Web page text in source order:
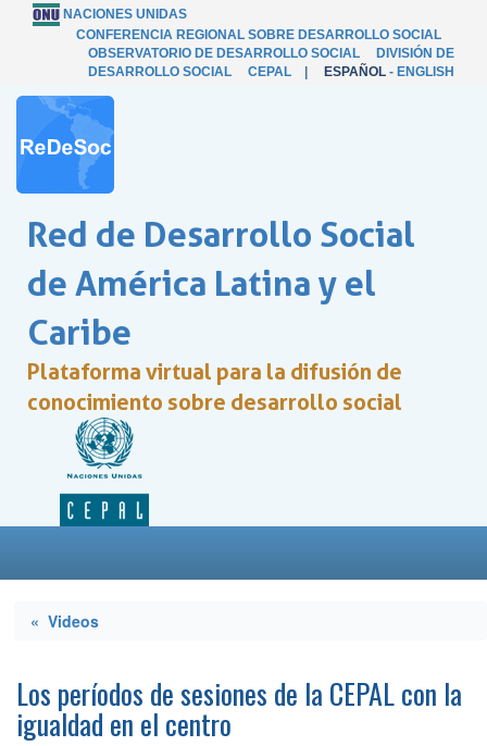
NACIONES UNIDAS
CONFERENCIA REGIONAL SOBRE DESARROLLO SOCIAL
OBSERVATORIO DE DESARROLLO SOCIAL
DIVISIÓN DE
DESARROLLO SOCIAL
CEPAL ESPAÑOL - ENGLISH
Red de Desarrollo Social
de América Latina y el
Caribe
Plataforma virtual para la difusión de
conocimiento sobre desarrollo social
« Videos
Los períodos de sesiones de la CEPAL con la
igualdad en el centro